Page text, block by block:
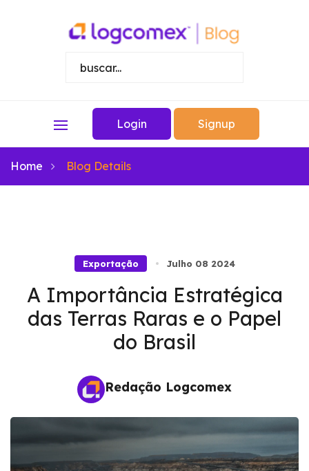
Login Signup
Home Blog Details
Exportação Julho 08 2024
A Importância Estratégica
das Terras Raras e o Papel
do Brasil
Redação Logcomex